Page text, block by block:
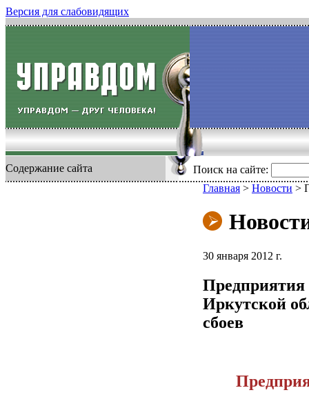
Версия для слабовидящих
Содержание сайта Поиск на сайте:
Главная > Новости >
30 января 2012 г.
Иркутской
сбоев